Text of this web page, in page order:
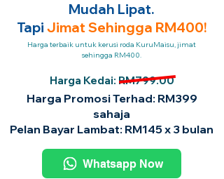
Mudah Lipat.
Tapi Jimat Sehingga RM400!
Harga terbaik untuk kerusi roda KuruMaisu, jimat
sehingga RM400.
Harga Kedai: RM799.00
Harga Promosi Terhad: RM399
sahaja
Pelan Bayar Lambat: RM145 x 3 bulan
Whatsapp Now